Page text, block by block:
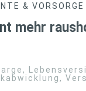
& VORSORGE
mehr
,
,